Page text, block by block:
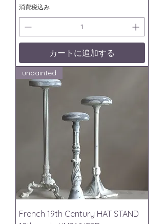
消費税込み
カートに追加する
unpainted
French 19th Century HAT STAND